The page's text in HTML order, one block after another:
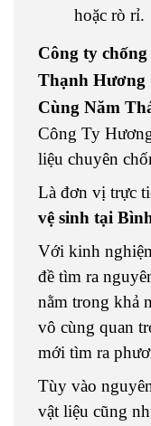
hoặc rò rỉ.
Công ty
Thạnh Hương
Cùng Năm
Công Ty
liệu chuyên
Là đơn vị trực
vệ sinh tại
Với kinh
đề tìm ra
nằm trong khả
vô cùng quan
mới tìm ra
Tùy vào
vật liệu cũng